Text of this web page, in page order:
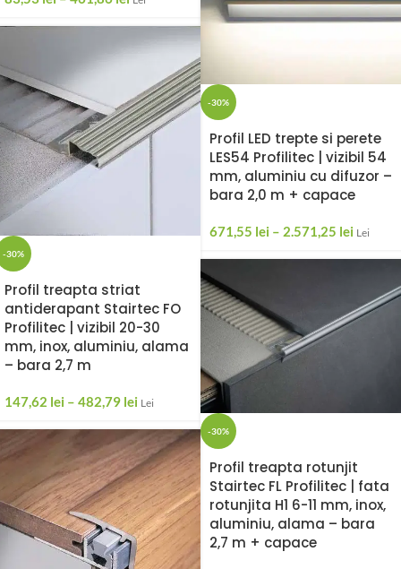
-30%
Profil LED trepte si perete
LES54 Profilitec | vizibil 54
mm, aluminiu cu difuzor –
bara 2,0 m + capace
671,55 lei – 2.571,25 lei Lei
-30%
Profil treapta striat
antiderapant Stairtec FO
Profilitec | vizibil 20-30
mm, inox, aluminiu, alama
– bara 2,7 m
147,62 lei – 482,79 lei Lei
-30%
Profil treapta rotunjit
Stairtec FL Profilitec | fata
rotunjita H1 6-11 mm, inox,
aluminiu, alama – bara
2,7 m + capace